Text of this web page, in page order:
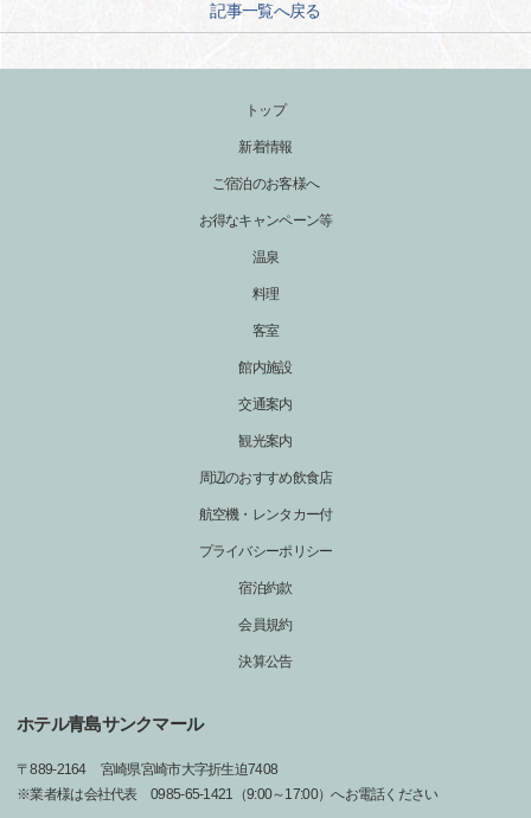
記事一覧へ戻る
トップ
新着情報
ご宿泊のお客様へ
お得なキャンペーン等
温泉
料理
客室
館内施設
交通案内
観光案内
周辺のおすすめ飲食店
航空機・レンタカー付
プライバシーポリシー
宿泊約款
会員規約
決算公告
ホテル青島サンクマール
〒889-2164
宮崎県宮崎市大字折生迫7408
※業者様は会社代表 0985-65-1421（9:00～17:00）へお電話ください